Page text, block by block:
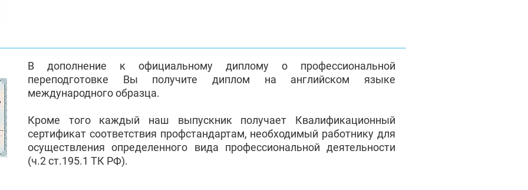
В дополнение к официальному диплому о профессиональной
переподготовке Вы получите диплом на английском языке
международного образца.
Кроме того каждый наш выпускник получает Квалификационный
сертификат соответствия профстандартам, необходимый работнику для
осуществления определенного вида профессиональной деятельности
(ч.2 ст.195.1 ТК РФ).